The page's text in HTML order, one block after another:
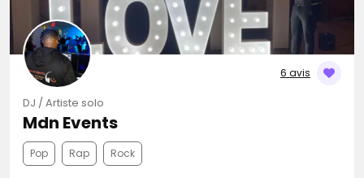
6 avis
DJ / Artiste solo
Mdn Events
Pop Rap Rock